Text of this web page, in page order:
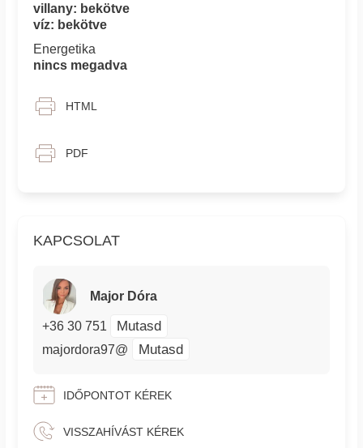
KAPCSOLAT
Major Dóra
+36 30 751 Mutasd
majordora97@ Mutasd
IDŐPONTOT KÉREK
VISSZAHÍVÁST KÉREK
villany: bekötve
víz: bekötve
Energetika
nincs megadva
HTML
PDF